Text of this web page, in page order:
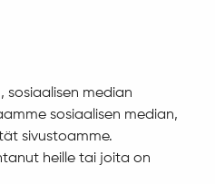
median
sosiaalisen median,
sivustoamme.
heille tai joita on